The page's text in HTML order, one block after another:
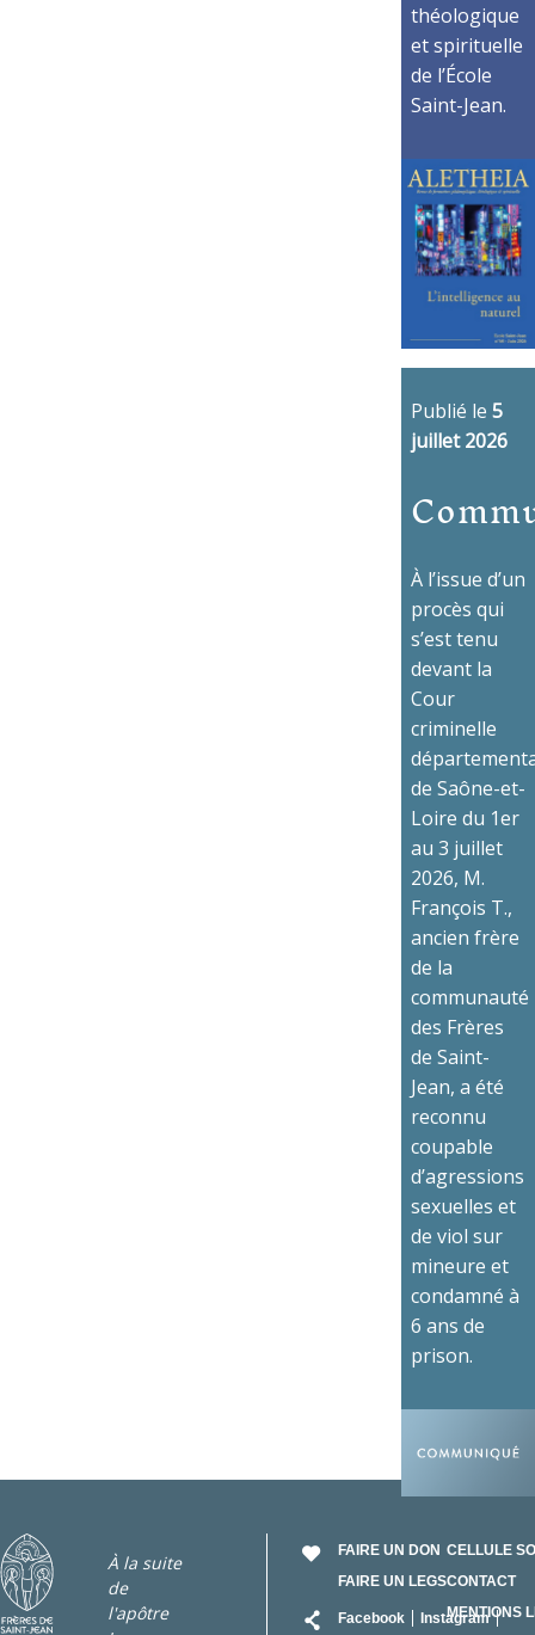
théologique
et spirituelle
de l’École
Saint-Jean.
Publié le 5
juillet 2026
À l’issue d’un
procès qui
s’est tenu
devant la
Cour
criminelle
de Saône-et-
Loire du 1er
au 3 juillet
2026, M.
François T.,
ancien frère
de la
communauté
des Frères
de Saint-
Jean, a été
reconnu
coupable
d’agressions
sexuelles et
de viol sur
mineure et
condamné à
6 ans de
prison.
À la suite
de
l'apôtre
FAIRE UN DON
FAIRE UN LEGS
Facebook
Instagram
CELLULE
CONTACT
MENTIONS